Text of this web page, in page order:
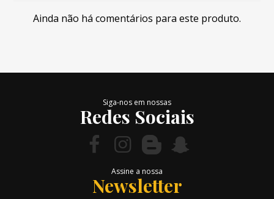
Ainda não há comentários para este produto.
Siga-nos em nossas
Redes Sociais
Assine a nossa
Newsletter